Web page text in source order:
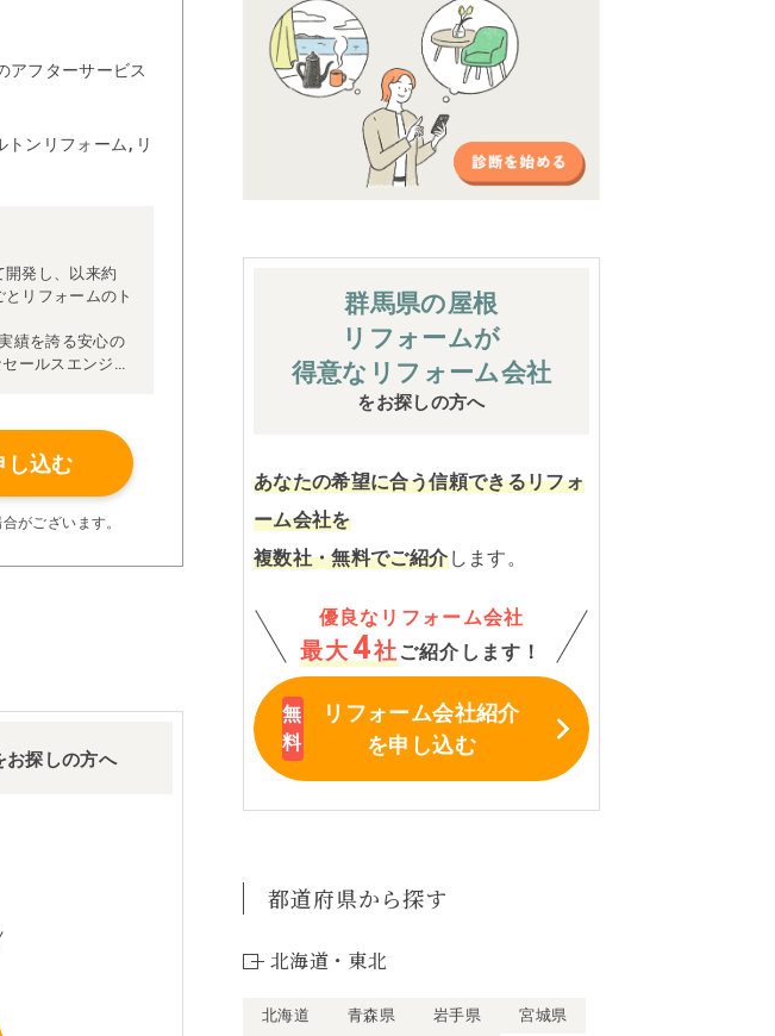
アフターサービス
トンリフォーム, リ
開発し、以来約
リフォームのト
績を誇る安心の
ールスエンジニ
後も安心です。
し込む
がございます。
お探しの方へ
群馬県の屋根
リフォームが
得意なリフォーム会社
をお探しの方へ
あなたの希望に合う信頼できるリフォ
ーム会社を
複数社・無料でご紹介します。
優良なリフォーム会社
最大 4社 ご紹介します！
リフォーム会社紹介
を申し込む
都道府県から探す
北海道・東北
北海道 青森県 岩手県
宮城県